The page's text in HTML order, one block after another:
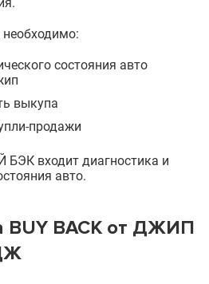
состояния авто
выкупа
продажи
БЭК входит диагностика и
авто.
BUY BACK от ДЖИП